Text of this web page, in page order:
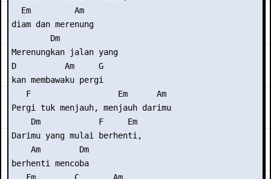
  Em         Am
diam dan merenung
        Dm
Merenungkan jalan yang
D          Am     G
kan membawaku pergi
   F                  Em      Am
Pergi tuk menjauh, menjauh darimu
    Dm            F     Em
Darimu yang mulai berhenti,
    Am        Dm
berhenti mencoba